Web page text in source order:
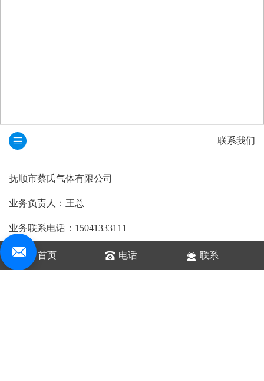
联系我们
抚顺市蔡氏气体有限公司
业务负责人：王总
业务联系电话：15041333111
客户服务电话：13840852800
首页 电话 联系